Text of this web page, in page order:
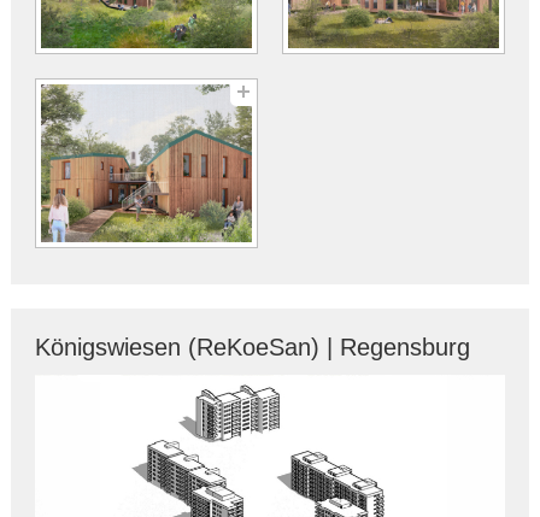
Königswiesen (ReKoeSan) | Regensburg